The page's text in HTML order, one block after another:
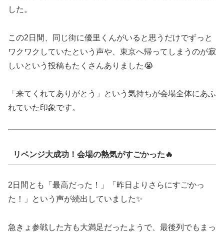
した。
この2日間、同じ街に優里くんがいると思うだけでずっと
ワクワクしていたという声や、東京へ帰ってしまうのが寂
しいという投稿もたくさんありました😭
「来てくれてありがとう」という気持ちが会場全体にあふ
れていた印象です。
リベンジ大成功！会場の熱気がすごかった🔥
2日間とも「最高だった！」「昨日よりさらにすごかっ
た！」という声が続出していました✨
急きょ参戦した方も大満足だったようで、最後列でもまっ